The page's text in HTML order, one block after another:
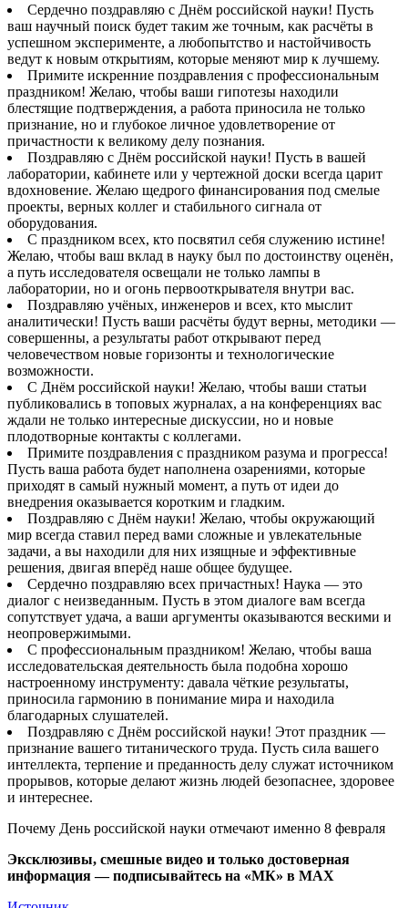
Сердечно поздравляю с Днём российской науки! Пусть
ваш научный поиск будет таким же точным, как расчёты в
успешном эксперименте, а любопытство и настойчивость
ведут к новым открытиям, которые меняют мир к лучшему.
Примите искренние поздравления с профессиональным
праздником! Желаю, чтобы ваши гипотезы находили
блестящие подтверждения, а работа приносила не только
признание, но и глубокое личное удовлетворение от
причастности к великому делу познания.
Поздравляю с Днём российской науки! Пусть в вашей
лаборатории, кабинете или у чертежной доски всегда царит
вдохновение. Желаю щедрого финансирования под смелые
проекты, верных коллег и стабильного сигнала от
оборудования.
С праздником всех, кто посвятил себя служению истине!
Желаю, чтобы ваш вклад в науку был по достоинству оценён,
а путь исследователя освещали не только лампы в
лаборатории, но и огонь первооткрывателя внутри вас.
Поздравляю учёных, инженеров и всех, кто мыслит
аналитически! Пусть ваши расчёты будут верны, методики —
совершенны, а результаты работ открывают перед
человечеством новые горизонты и технологические
возможности.
С Днём российской науки! Желаю, чтобы ваши статьи
публиковались в топовых журналах, а на конференциях вас
ждали не только интересные дискуссии, но и новые
плодотворные контакты с коллегами.
Примите поздравления с праздником разума и прогресса!
Пусть ваша работа будет наполнена озарениями, которые
приходят в самый нужный момент, а путь от идеи до
внедрения оказывается коротким и гладким.
Поздравляю с Днём науки! Желаю, чтобы окружающий
мир всегда ставил перед вами сложные и увлекательные
задачи, а вы находили для них изящные и эффективные
решения, двигая вперёд наше общее будущее.
Сердечно поздравляю всех причастных! Наука — это
диалог с неизведанным. Пусть в этом диалоге вам всегда
сопутствует удача, а ваши аргументы оказываются вескими и
неопровержимыми.
С профессиональным праздником! Желаю, чтобы ваша
исследовательская деятельность была подобна хорошо
настроенному инструменту: давала чёткие результаты,
приносила гармонию в понимание мира и находила
благодарных слушателей.
Поздравляю с Днём российской науки! Этот праздник —
признание вашего титанического труда. Пусть сила вашего
интеллекта, терпение и преданность делу служат источником
прорывов, которые делают жизнь людей безопаснее, здоровее
и интереснее.
Почему День российской науки отмечают именно 8 февраля
Эксклюзивы, смешные видео и только достоверная
информация — подписывайтесь на «МК» в MAX